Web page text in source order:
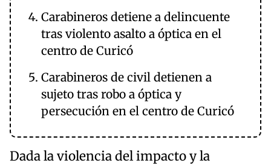
Carabineros detiene a delincuente
tras violento asalto a óptica en el
centro de Curicó
Carabineros de civil detienen a
sujeto tras robo a óptica y
persecución en el centro de Curicó
Dada la violencia del impacto y la